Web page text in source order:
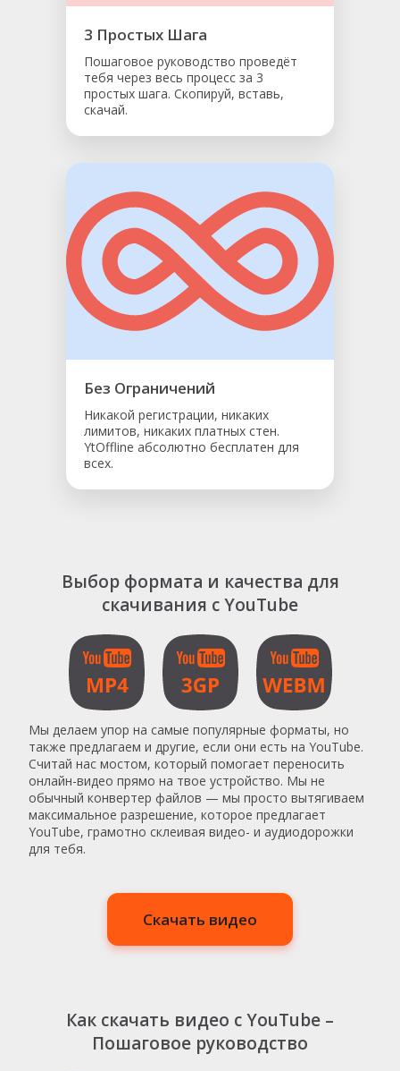
3 Простых Шага
Пошаговое руководство проведёт
тебя через весь процесс за 3
простых шага. Скопируй, вставь,
скачай.
Без Ограничений
Никакой регистрации, никаких
лимитов, никаких платных стен.
YtOffline абсолютно бесплатен для
всех.
Выбор формата и качества для
скачивания с YouTube
Мы делаем упор на самые популярные форматы, но
также предлагаем и другие, если они есть на YouTube.
Считай нас мостом, который помогает переносить
онлайн-видео прямо на твое устройство. Мы не
обычный конвертер файлов — мы просто вытягиваем
максимальное разрешение, которое предлагает
YouTube, грамотно склеивая видео- и аудиодорожки
для тебя.
Скачать видео
Как скачать видео с YouTube –
Пошаговое руководство